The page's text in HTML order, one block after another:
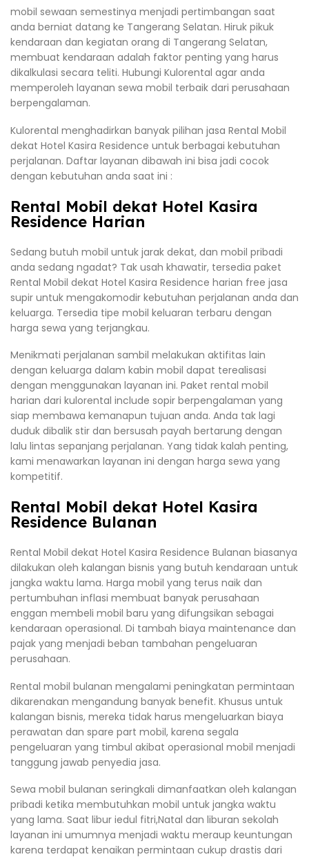
mobil sewaan semestinya menjadi pertimbangan saat
anda berniat datang ke Tangerang Selatan. Hiruk pikuk
kendaraan dan kegiatan orang di Tangerang Selatan,
membuat kendaraan adalah faktor penting yang harus
dikalkulasi secara teliti. Hubungi Kulorental agar anda
memperoleh layanan sewa mobil terbaik dari perusahaan
berpengalaman.
Kulorental menghadirkan banyak pilihan jasa Rental Mobil
dekat Hotel Kasira Residence untuk berbagai kebutuhan
perjalanan. Daftar layanan dibawah ini bisa jadi cocok
dengan kebutuhan anda saat ini :
Rental Mobil dekat Hotel Kasira
Residence Harian
Sedang butuh mobil untuk jarak dekat, dan mobil pribadi
anda sedang ngadat? Tak usah khawatir, tersedia paket
Rental Mobil dekat Hotel Kasira Residence harian free jasa
supir untuk mengakomodir kebutuhan perjalanan anda dan
keluarga. Tersedia tipe mobil keluaran terbaru dengan
harga sewa yang terjangkau.
Menikmati perjalanan sambil melakukan aktifitas lain
dengan keluarga dalam kabin mobil dapat terealisasi
dengan menggunakan layanan ini. Paket rental mobil
harian dari kulorental include sopir berpengalaman yang
siap membawa kemanapun tujuan anda. Anda tak lagi
duduk dibalik stir dan bersusah payah bertarung dengan
lalu lintas sepanjang perjalanan. Yang tidak kalah penting,
kami menawarkan layanan ini dengan harga sewa yang
kompetitif.
Rental Mobil dekat Hotel Kasira
Residence Bulanan
Rental Mobil dekat Hotel Kasira Residence Bulanan biasanya
dilakukan oleh kalangan bisnis yang butuh kendaraan untuk
jangka waktu lama. Harga mobil yang terus naik dan
pertumbuhan inflasi membuat banyak perusahaan
enggan membeli mobil baru yang difungsikan sebagai
kendaraan operasional. Di tambah biaya maintenance dan
pajak yang menjadi beban tambahan pengeluaran
perusahaan.
Rental mobil bulanan mengalami peningkatan permintaan
dikarenakan mengandung banyak benefit. Khusus untuk
kalangan bisnis, mereka tidak harus mengeluarkan biaya
perawatan dan spare part mobil, karena segala
pengeluaran yang timbul akibat operasional mobil menjadi
tanggung jawab penyedia jasa.
Sewa mobil bulanan seringkali dimanfaatkan oleh kalangan
pribadi ketika membutuhkan mobil untuk jangka waktu
yang lama. Saat libur iedul fitri,Natal dan liburan sekolah
layanan ini umumnya menjadi waktu meraup keuntungan
karena terdapat kenaikan permintaan cukup drastis dari